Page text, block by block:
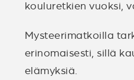
kouluretkien vuoksi,
Mysteerimatkoilla
erinomaisesti, sillä
elämyksiä.